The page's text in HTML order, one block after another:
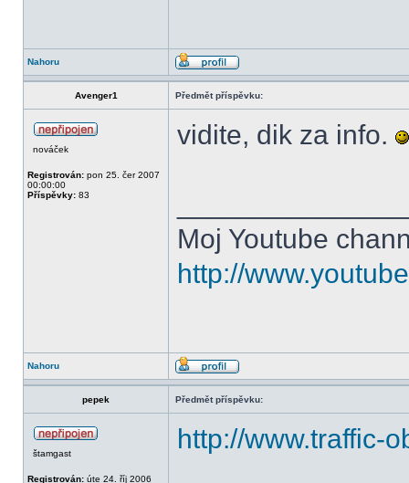
Nahoru
Avenger1 Předmět příspěvku:
nováček
Registrován: pon 25. čer 2007
00:00:00
Příspěvky: 83
vidite, dik za info.
Moj Youtube
http://
Nahoru
pepek Předmět příspěvku:
štamgast
Registrován: úte 24. říj 2006
http://www.traffic-